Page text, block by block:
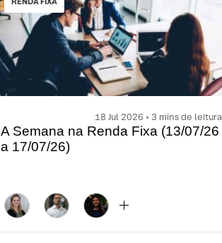
18 Jul 2026 • 3 mins de leitura
A Semana na Renda Fixa (13/07/26
a 17/07/26)